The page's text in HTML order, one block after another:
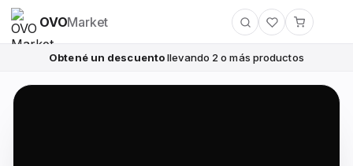
OVOMarket
Obtené un descuentollevando 2 o más productos